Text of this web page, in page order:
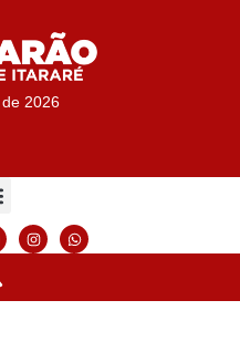
2026